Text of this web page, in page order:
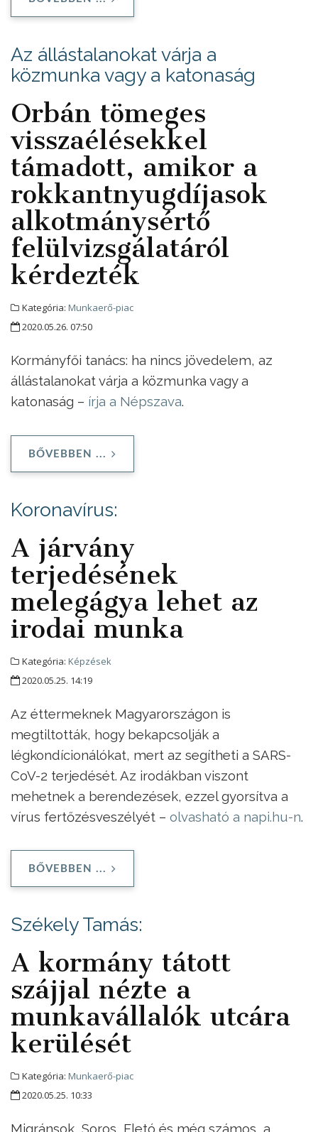
Az állástalanokat várja a
közmunka vagy a katonaság
Orbán tömeges
visszaélésekkel
támadott, amikor a
rokkantnyugdíjasok
alkotmánysértő
felülvizsgálatáról
kérdezték
Kategória: Munkaerő-piac
2020.05.26. 07:50
Kormányfői tanács: ha nincs jövedelem, az
állástalanokat várja a közmunka vagy a
katonaság – írja a Népszava.
BŐVEBBEN ...
Koronavírus:
A járvány
terjedésének
melegágya lehet az
irodai munka
Kategória: Képzések
2020.05.25. 14:19
Az éttermeknek Magyarországon is
megtiltották, hogy bekapcsolják a
légkondícionálókat, mert az segítheti a SARS-
CoV-2 terjedését. Az irodákban viszont
mehetnek a berendezések, ezzel gyorsítva a
vírus fertőzésveszélyét – olvasható a napi.hu-n.
BŐVEBBEN ...
Székely Tamás:
A kormány tátott
szájjal nézte a
munkavállalók utcára
kerülését
Kategória: Munkaerő-piac
2020.05.25. 10:33
Migránsok, Soros, Fletó és még számos, a